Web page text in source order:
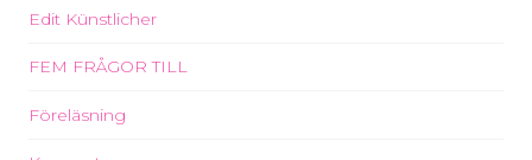
Edit Künstlicher
FEM FRÅGOR TILL
Föreläsning